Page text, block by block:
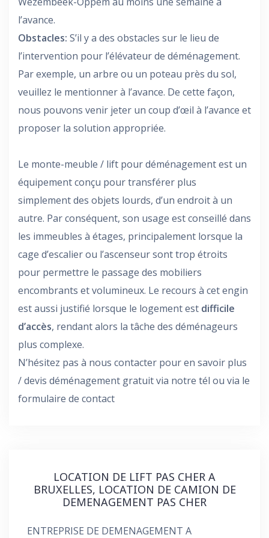
l’avance.
Obstacles: S’il y a des obstacles sur le lieu de
l’intervention pour l’élévateur de déménagement.
Par exemple, un arbre ou un poteau près du sol,
veuillez le mentionner à l’avance. De cette façon,
nous pouvons venir jeter un coup d’œil à l’avance et
proposer la solution appropriée.
Le monte-meuble / lift pour déménagement est un
équipement conçu pour transférer plus
simplement des objets lourds, d’un endroit à un
autre. Par conséquent, son usage est conseillé dans
les immeubles à étages, principalement lorsque la
cage d’escalier ou l’ascenseur sont trop étroits
pour permettre le passage des mobiliers
encombrants et volumineux. Le recours à cet engin
est aussi justifié lorsque le logement est difficile
d’accès, rendant alors la tâche des déménageurs
plus complexe.
N’hésitez pas à nous contacter pour en savoir plus
/ devis déménagement gratuit via notre tél ou via le
formulaire de contact
LOCATION DE LIFT PAS CHER A
BRUXELLES, LOCATION DE CAMION DE
DEMENAGEMENT PAS CHER
ENTREPRISE DE DEMENAGEMENT A